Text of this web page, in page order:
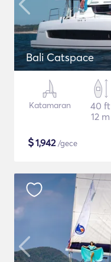
Bali Catspace
Katamaran
40 ft
12 m
$1,942/gece